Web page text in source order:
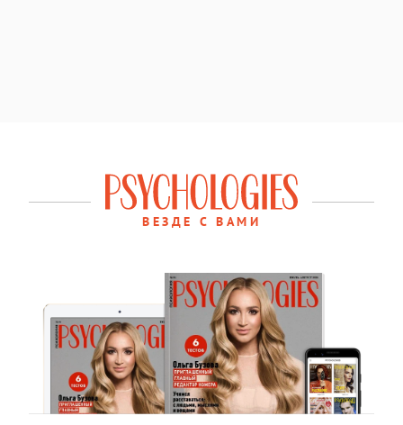
ВЕЗДЕ С ВАМИ